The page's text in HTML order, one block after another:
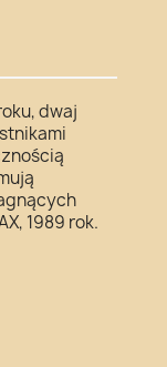
dwaj
1989 rok.